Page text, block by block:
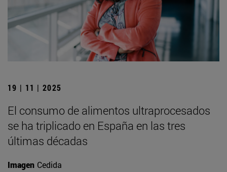
19 | 11 | 2025
El consumo de alimentos ultraprocesados
se ha triplicado en España en las tres
últimas décadas
Imagen Cedida